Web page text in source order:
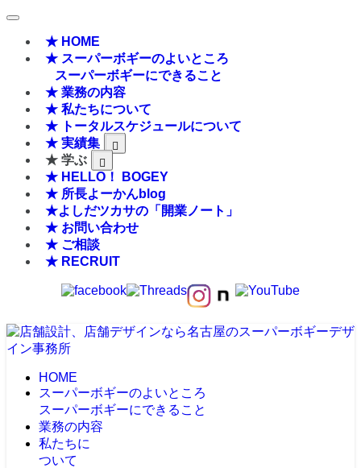
★ HOME
★ スーパーボギーのよいところ
スーパーボギーにできること
★ 業務の内容
★ 私たちについて
★ トータルスケジュールについて
★ 実績集
★ 学ぶ
★ HELLO！ BOGEY
★ 所長よーかんblog
★よしだツカサの「開業ノート」
★ お問い合わせ
★ ご相談
★ RECRUIT
HOME
スーパーボギーのよいところ
スーパーボギーにできること
業務の内容
私たちに
ついて